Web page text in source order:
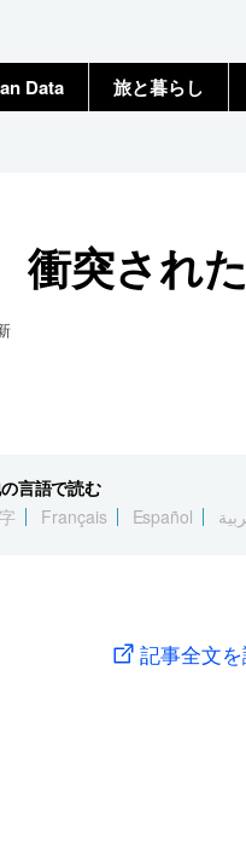
Data 旅と暮らし
衝突され
言語で読む
Français Español
記事全文を